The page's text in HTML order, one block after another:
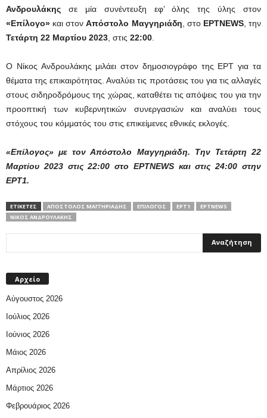
Ανδρουλάκης σε μία συνέντευξη εφ’ όλης της ύλης στον
«Επίλογο» και στονΑπόστολο Μαγγηριάδη , στο ΕΡΤNEWS, την
Τετάρτη 22 Μαρτίου 2023 , στις 22:00
Ο Νίκος Ανδρουλάκης μιλάει στον δημοσιογράφο της ΕΡΤ για τα
θέματα της επικαιρότητας. Αναλύει τις προτάσεις του για τις αλλαγές
στους σιδηροδρόμους της χώρας, καταθέτει τις απόψεις του για την
προοπτική των κυβερνητικών συνεργασιών και αναλύει τους
στόχους του κόμματός του στις επικείμενες εθνικές εκλογές.
«Επίλογος» με τον Απόστολο Μαγγηριάδη. Την Τετάρτη 22
Μαρτίου 2023 στις 22:00 στο ΕΡΤNEWS και στις 24:00 στην
ΕΡΤ1.
ΕΤΙΚΕΤΕΣ ΑΠΌΣΤΟΛΟΣ ΜΑΓΓΗΡΙΆΔΗΣ ΕΠΊΛΟΓΟΣ ΕΡΤ1
ΕΡΤNEWS
ΝΊΚΟΣ ΑΝΔΡΟΥΛΆΚΗΣ
Αρχείο
Αύγουστος 2026
Ιούλιος 2026
Ιούνιος 2026
Μάιος 2026
Απρίλιος 2026
Μάρτιος 2026
Φεβρουάριος 2026